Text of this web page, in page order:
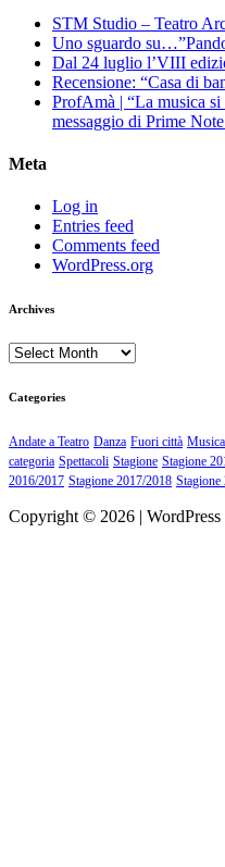
STM Studio – Teatro
Uno sguardo
Dal 24 luglio l’VIII
Recensione: “Casa di
ProfAmà | “La musica
messaggio di Prime
Meta
Log in
Entries feed
Comments feed
WordPress.org
Archives
Archives
Categories
Andate a Teatro Danza Fuori città
categoria Spettacoli Stagione Stagione
2016/2017 Stagione 2017/2018 Stagione
Copyright © 2026 | WordPress